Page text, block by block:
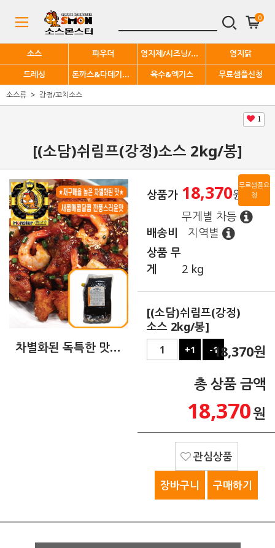
0
소스 파우더 염지제/시즈닝/기능성
염지닭
드레싱
돈까스&다데기양념 육수&엑기스 무료샘플신청
소스류 강정/꼬치소스
1
[(소담)쉬림프(강정)소스 2kg/봉]
차별화된 독특한 맛으로, 고객 재구매율이 높은 차별화된 새콤달콤매콤 쉬림프 치킨소스로 쉬림프치킨, 쉬림프강정치킨으로 판매함. 강정소스 닭강정소스 닭강정양념
상품가 18,370원
배송비
무게별 차등
지역별
상품 무
게
2 kg
무료샘플요
청
[(소담)쉬림프(강정)
소스 2kg/봉]
+1 -118,370원
총 상품 금액
18,370원
관심상품
장바구니 구매하기